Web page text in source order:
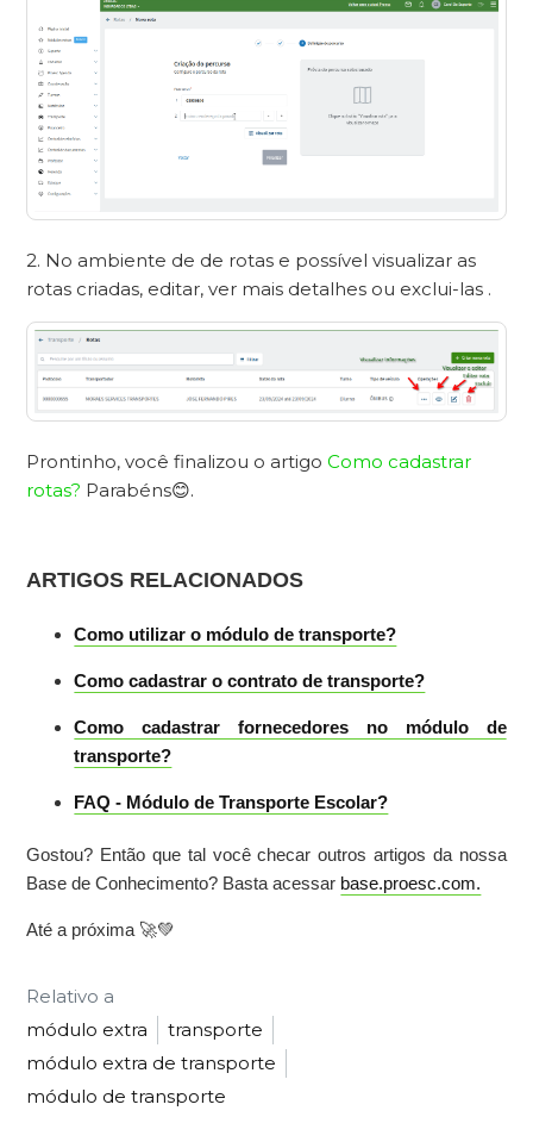
2. No ambiente de de rotas e possível visualizar as
rotas criadas, editar, ver mais detalhes ou exclui-las .
Prontinho, você finalizou o artigoComo cadastrar
rotas? Parabéns😊.
ARTIGOS RELACIONADOS
Como utilizar o módulo de transporte?
Como cadastrar o contrato de transporte?
Como cadastrar fornecedores no módulo de
transporte?
FAQ - Módulo de Transporte Escolar?
Gostou? Então que tal você checar outros artigos da nossa
Base de Conhecimento? Basta acessar base.proesc.com.
Até a próxima 🚀💚
Relativo a
módulo extra
transporte
módulo extra de transporte
módulo de transporte